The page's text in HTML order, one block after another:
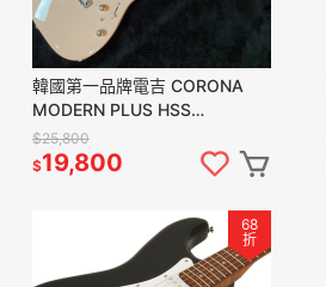
韓國第一品牌電吉 CORONA
MODERN PLUS HSS
MPHSS24 SHP ST 烤楓木指板
貝殼粉紅色
$25,800
$19,800
68
折